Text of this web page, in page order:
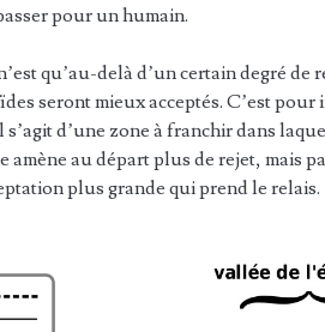
pour un humain.
qu’au-delà d’un certain degré de
seront mieux acceptés. C’est pour
s’agit d’une zone à franchir dans
amène au départ plus de rejet, mais
plus grande qui prend le relais.